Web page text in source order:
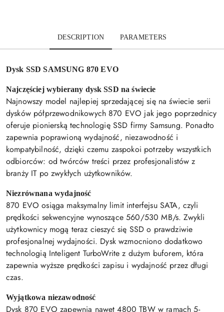
DESCRIPTION PARAMETERS
Dysk SSD SAMSUNG 870 EVO
Najczęściej wybierany dysk SSD na świecie
Najnowszy model najlepiej sprzedającej się na świecie serii
dysków półprzewodnikowych 870 EVO jak jego poprzednicy
oferuje pionierską technologię SSD firmy Samsung. Ponadto
zapewnia poprawioną wydajność, niezawodność i
kompatybilność, dzięki czemu zaspokoi potrzeby wszystkich
odbiorców: od twórców treści przez profesjonalistów z
branży IT po zwykłych użytkowników.
Niezrównana wydajność
870 EVO osiąga maksymalny limit interfejsu SATA, czyli
prędkości sekwencyjne wynoszące 560/530 MB/s. Zwykli
użytkownicy mogą teraz cieszyć się SSD o prawdziwie
profesjonalnej wydajności. Dysk wzmocniono dodatkowo
technologią Inteligent TurboWrite z dużym buforem, która
zapewnia wyższe prędkości zapisu i wydajność przez długi
czas.
Wyjątkowa niezawodność
Dysk 870 EVO zapewnia nawet 4800 TBW w ramach 5-